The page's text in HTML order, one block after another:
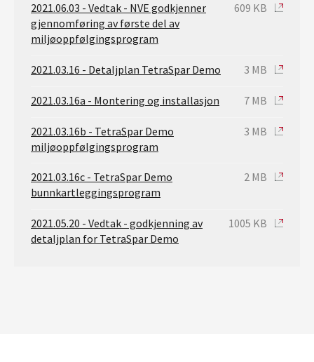
2021.06.03 - Vedtak - NVE godkjenner
gjennomføring av første del av
miljøoppfølgingsprogram
609 KB
2021.03.16 - Detaljplan TetraSpar Demo 3 MB
2021.03.16a - Montering og installasjon 7 MB
2021.03.16b - TetraSpar Demo
miljøoppfølgingsprogram
3 MB
2021.03.16c - TetraSpar Demo
bunnkartleggingsprogram
2 MB
2021.05.20 - Vedtak - godkjenning av
detaljplan for TetraSpar Demo
1005 KB